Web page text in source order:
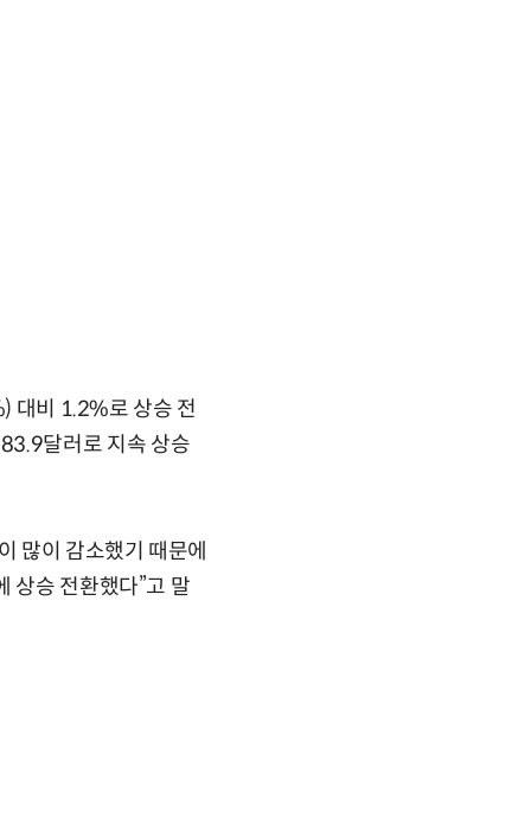
대비 1.2%로 상승 전
달러로 지속 상승
많이 감소했기 때문에
상승 전환했다”고 말